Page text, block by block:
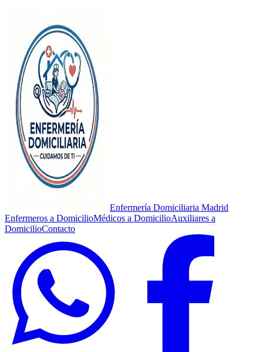
Enfermería Domiciliaria Madrid
Enfermeros a DomicilioMédicos a DomicilioAuxiliares a
DomicilioContacto